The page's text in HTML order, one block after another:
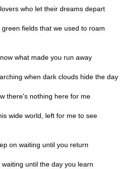
who let their dreams depart
fields that we used to roam
what made you run away
when dark clouds hide the day
there's nothing here for me
wide world, left for me to see
on waiting until you return
waiting until the day you learn